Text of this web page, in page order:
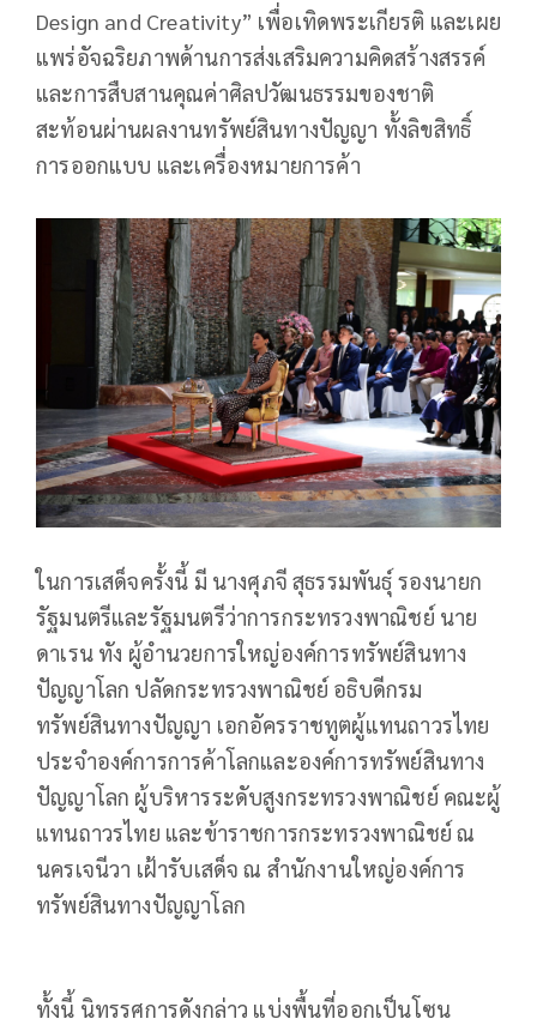
Design and Creativity” เพื่อเทิดพระเกียรติ และเผย
แพร่อัจฉริยภาพด้านการส่งเสริมความคิดสร้างสรรค์
และการสืบสานคุณค่าศิลปวัฒนธรรมของชาติ
สะท้อนผ่านผลงานทรัพย์สินทางปัญญา ทั้งลิขสิทธิ์
การออกแบบ และเครื่องหมายการค้า
ในการเสด็จครั้งนี้ มี นางศุภจี สุธรรมพันธุ์ รองนายก
รัฐมนตรีและรัฐมนตรีว่าการกระทรวงพาณิชย์ นาย
ดาเรน ทัง ผู้อำนวยการใหญ่องค์การทรัพย์สินทาง
ปัญญาโลก ปลัดกระทรวงพาณิชย์ อธิบดีกรม
ทรัพย์สินทางปัญญา เอกอัครราชทูตผู้แทนถาวรไทย
ประจำองค์การการค้าโลกและองค์การทรัพย์สินทาง
ปัญญาโลก ผู้บริหารระดับสูงกระทรวงพาณิชย์ คณะผู้
แทนถาวรไทย และข้าราชการกระทรวงพาณิชย์ ณ
นครเจนีวา เฝ้ารับเสด็จ ณ สำนักงานใหญ่องค์การ
ทรัพย์สินทางปัญญาโลก
ทั้งนี้ นิทรรศการดังกล่าว แบ่งพื้นที่ออกเป็นโซน